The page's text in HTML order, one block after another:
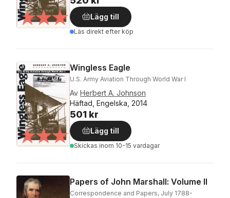
Lägg till
Läs direkt efter köp
Wingless Eagle
U.S. Army Aviation Through World War I
Av Herbert A. Johnson
Häftad, Engelska, 2014
501 kr
Lägg till
Skickas inom 10-15 vardagar
Papers of John Marshall: Volume II
Correspondence and Papers, July 1788-